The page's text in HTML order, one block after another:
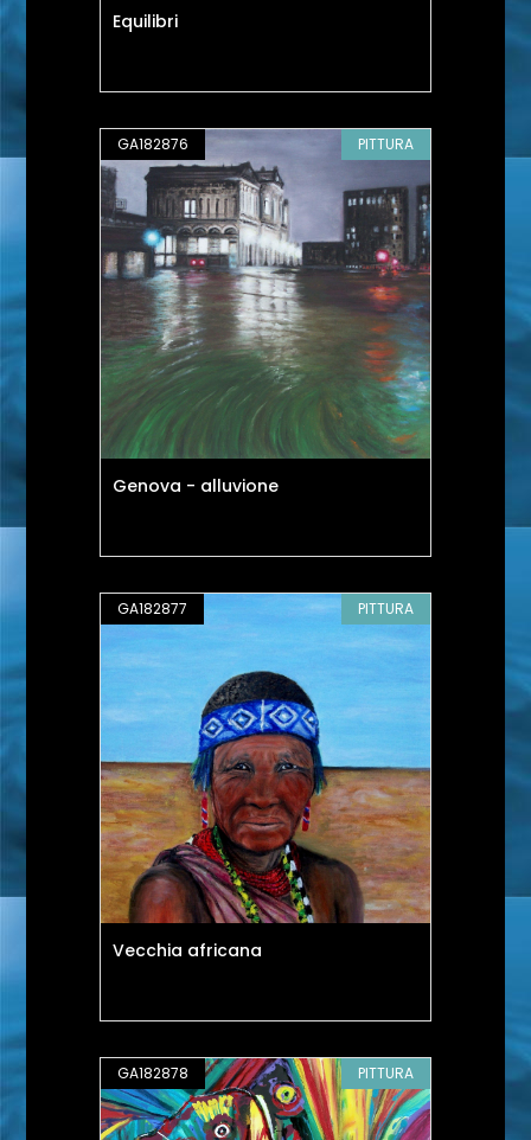
Equilibri
GA182876 PITTURA
Genova - alluvione
GA182877 PITTURA
Vecchia africana
GA182878 PITTURA